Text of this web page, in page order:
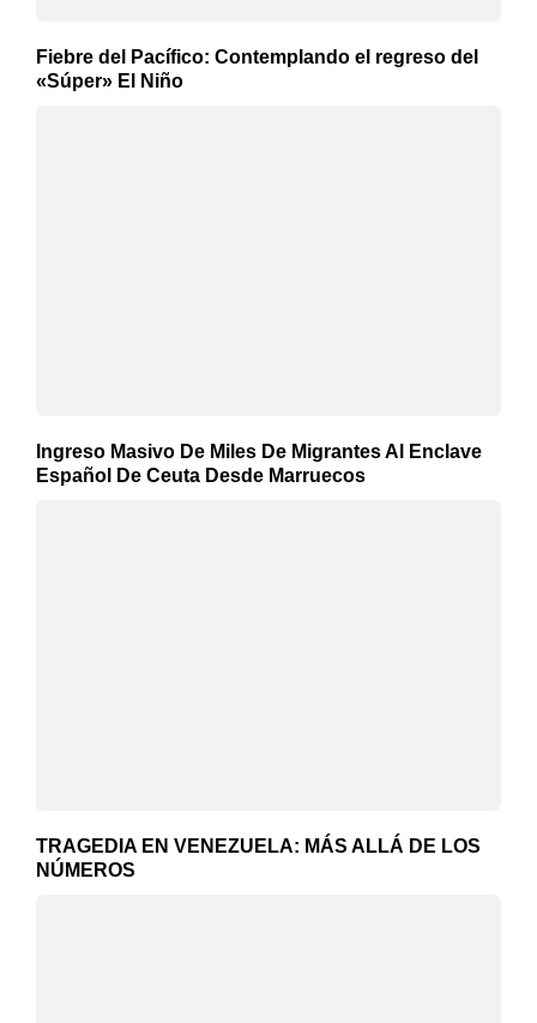
Fiebre del Pacífico: Contemplando el regreso del
«Súper» El Niño
Ingreso Masivo De Miles De Migrantes Al Enclave
Español De Ceuta Desde Marruecos
TRAGEDIA EN VENEZUELA: MÁS ALLÁ DE LOS
NÚMEROS